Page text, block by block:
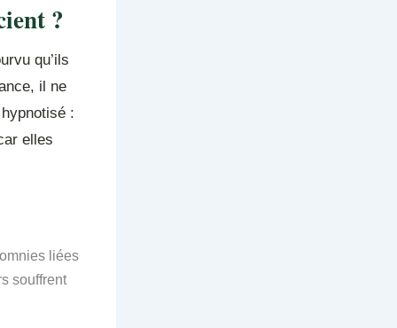
?
qu’ils
il ne
:
elles
liées
souffrent